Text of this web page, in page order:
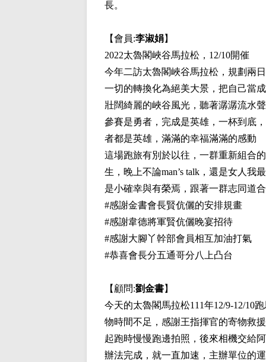
長。
【會員:李淑娟】
2022太魯閣峽谷馬拉松，12/10開催
今年二訪太魯閣峽谷馬拉松，規劃兩
一切的轉換化為絕美大景，把自己當
壯闊綺麗的峽谷風光，聽著潺潺流水
參賽是勇者，完成是英雄，一杯到底
者都是英雄，滿滿的幸福滿滿的感動
這場跑旅有別於以往，一群重新組合
生，晚上不論man’s talk，還是女人
是小確幸與有榮焉，跟著一群志同道
#感謝金書會長賢伉儷的安排規畫
#感謝韋德將軍賢伉儷晚宴招待
#感謝大腳丫幹部會員相互加油打氣
#恭喜會長分五通哥分八上凸台
【顧問:劉金書】
今天的太魯閣馬拉松111年12/9-12/10
物時間不足，感謝王指揮官的寄物救
起跑時慢慢跑邊拍照，後來相機交給
辦法完成，就一直加速，主辦單位的